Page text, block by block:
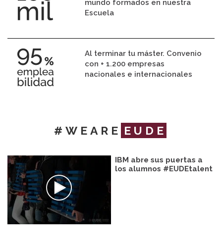
mundo formados en nuestra
Escuela
Al terminar tu máster. Convenio
con + 1.200 empresas
nacionales e internacionales
#WEARE EUDE
IBM abre sus puertas a
los alumnos #EUDEtalent